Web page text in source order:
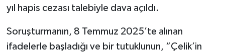
yıl hapis cezası talebiyle dava açıldı.
Soruşturmanın, 8 Temmuz 2025’te alınan
ifadelerle başladığı ve bir tutuklunun, “Çelik’in